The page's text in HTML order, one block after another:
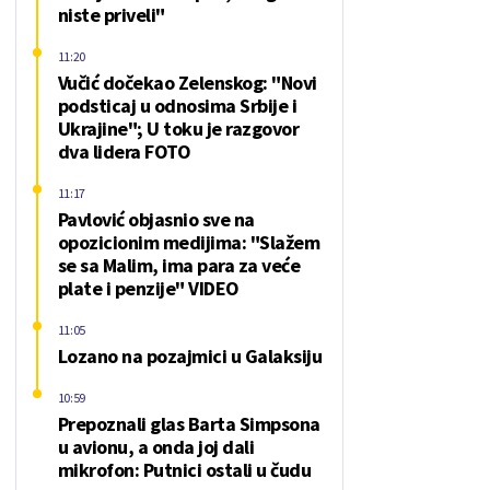
niste priveli"
Vučić dočekao Zelenskog: "Novi
podsticaj u odnosima Srbije i
Ukrajine"; U toku je razgovor
dva lidera FOTO
11:20
Pavlović objasnio sve na
opozicionim medijima: "Slažem
se sa Malim, ima para za veće
plate i penzije" VIDEO
11:17
Lozano na pozajmici u Galaksiju
11:05
Prepoznali glas Barta Simpsona
u avionu, a onda joj dali
mikrofon: Putnici ostali u čudu
10:59